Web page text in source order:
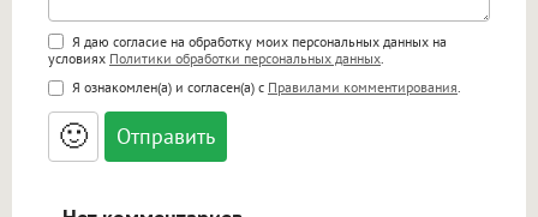
Поддержка HTML
<b>, <strong>, <u>, <i>, <em>, <s>, <big>,
<small>, <sup>, <sub>, <pre>, <ul>, <ol>, <li>,
<blockquote>, <code> экранирует HTML,
адреса URL автоматически становятся
ссылками, и [img]адрес[/img] будет
Я даю согласие на обработку моих персональных данных на
условиях Политики обработки персональных данных.
Я ознакомлен(а) и согласен(а) с Правилами комментирования.
🙂